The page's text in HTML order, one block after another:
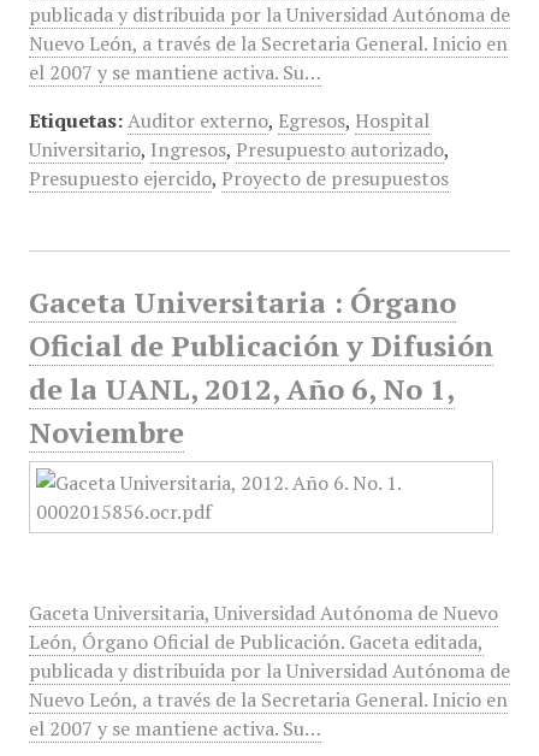
publicada y distribuida por la Universidad Autónoma de
Nuevo León, a través de la Secretaria General. Inicio en
el 2007 y se mantiene activa. Su…
Etiquetas: Auditor externo, Egresos, Hospital
Universitario, Ingresos, Presupuesto autorizado,
Presupuesto ejercido, Proyecto de presupuestos
Gaceta Universitaria : Órgano
Oficial de Publicación y Difusión
de la UANL, 2012, Año 6, No 1,
Noviembre
Gaceta Universitaria, Universidad Autónoma de Nuevo
León, Órgano Oficial de Publicación. Gaceta editada,
publicada y distribuida por la Universidad Autónoma de
Nuevo León, a través de la Secretaria General. Inicio en
el 2007 y se mantiene activa. Su…